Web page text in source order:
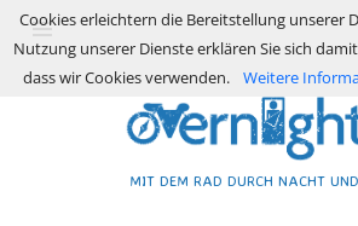
MIT DEM RAD DURCH NACHT
Cookies erleichtern die Bereitstellung unserer
Nutzung unserer Dienste erklären Sie sich
dass wir Cookies verwenden.
Weitere